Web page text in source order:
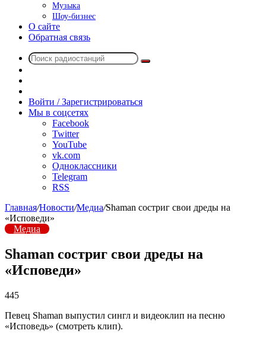
Музыка
Шоу-бизнес
О сайте
Обратная связь
Поиск
радио
Войти / Зарегистрироваться
Мы в соцсетях
Facebook
Twitter
YouTube
vk.com
Одноклассники
Telegram
RSS
Главная/Новости/Медиа/Shaman состриг свои дреды на
«Исповеди»
Медиа
Shaman состриг свои дреды на
«Исповеди»
445
Певец Shaman выпустил сингл и видеоклип на песню
«Исповедь» (смотреть клип).